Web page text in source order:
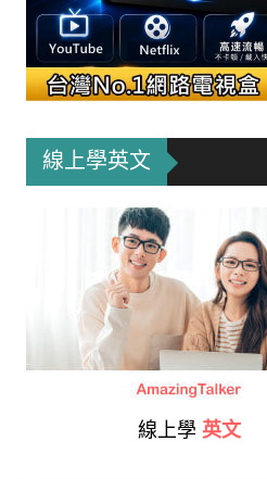
線上學英文
線上學 英文